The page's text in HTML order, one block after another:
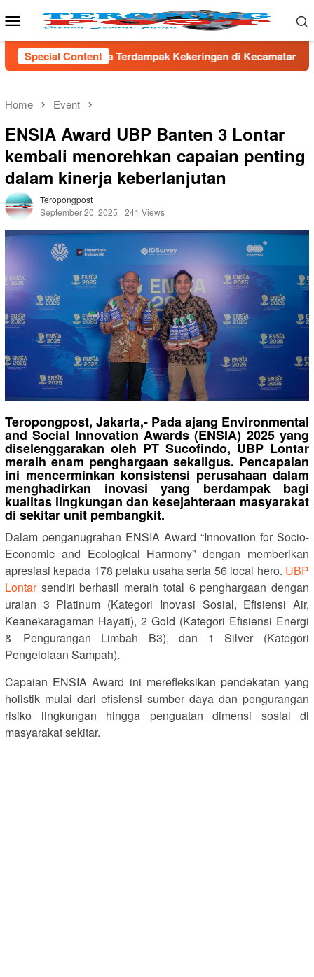
to
Mobile
Menu
Special Content
Kekeringan di Kecamatan Kronjo Sambut HUT RI
Home Event
ENSIA Award UBP Banten 3 Lontar
kembali menorehkan capaian penting
dalam kinerja keberlanjutan
Teropongpost
September 20, 2025
241 Views
Teropongpost, Jakarta,- Pada ajang Environmental
and Social Innovation Awards (ENSIA) 2025 yang
diselenggarakan oleh PT Sucofindo, UBP Lontar
meraih enam penghargaan sekaligus. Pencapaian
ini mencerminkan konsistensi perusahaan dalam
menghadirkan inovasi yang berdampak bagi
kualitas lingkungan dan kesejahteraan masyarakat
di sekitar unit pembangkit.
Dalam penganugrahan ENSIA Award “Innovation for Socio-
Economic and Ecological Harmony” dengan memberikan
apresiasi kepada 178 pelaku usaha serta 56 local hero. UBP
Lontarsendiri berhasil meraih total 6 penghargaan dengan
uraian 3 Platinum (Kategori Inovasi Sosial, Efisiensi Air,
Keanekaragaman Hayati), 2 Gold (Kategori Efisiensi Energi
& Pengurangan Limbah B3), dan 1 Silver (Kategori
Pengelolaan Sampah).
Capaian ENSIA Award ini merefleksikan pendekatan yang
holistik mulai dari efisiensi sumber daya dan pengurangan
risiko lingkungan hingga penguatan dimensi sosial di
masyarakat sekitar.